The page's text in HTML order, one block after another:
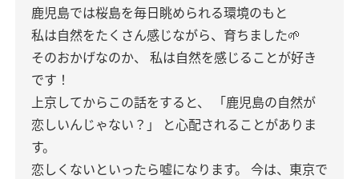
鹿児島では桜島を毎日眺められる環境のもと
私は自然をたくさん感じながら、育ちました🌱
そのおかげなのか、
私は自然を感じることが好き
です！
上京してからこの話をすると、
「鹿児島の自然が
恋しいんじゃない？」
と心配されることがありま
す。
恋しくないといったら嘘になります。
今は、東京で